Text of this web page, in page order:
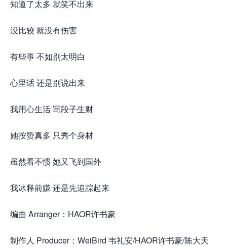
知道了太多 就笑不出来
没比较 就没有伤害
有些事 不如别太明白
心里话 还是别说出来
我用心生活 写段子生财
她按赞真多 只秀个身材
虽然看不惯 她又飞到国外
我冰释前嫌 还是先追踪起来
编曲 Arranger：HAOR许书豪
制作人 Producer：WeiBird 韦礼安/HAOR许书豪/陈大天